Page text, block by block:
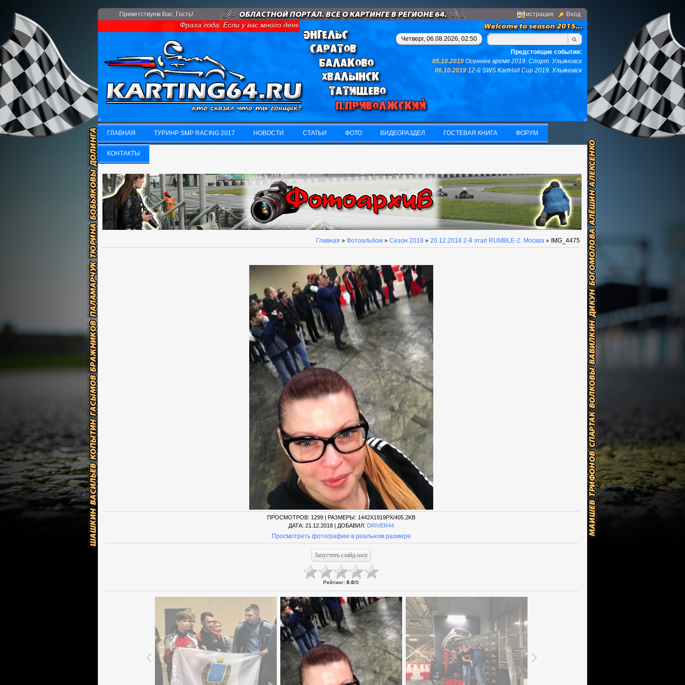
Приветствуем Вас, Гость! Регистрация Вход
Фраза года: Если у вас много денег и свободного времени - займитесь картингом, у вас не останется ни того ни другого...(с)интернет.
Четверг, 06.08.2026, 02:50
Предстоящие события:
05.10.2019 Осеннее время 2019. Спорт. Ульяновск
06.10.2019 12-й SWS KartHall Cup 2019. Ульяновск
ГЛАВНАЯ
ГЛАВНАЯ
ТУРИНР SMP RACING 2017 НОВОСТИ СТАТЬИ ФОТО ВИДЕОРАЗДЕЛ ГОСТЕВАЯ КНИГА ФОРУМ
КОНТАКТЫ
КОНТАКТЫ
Главная » Фотоальбом » Сезон 2018 » 20.12.2018 2-й этап RUMBLE-2. Москва » IMG_4475
ПРОСМОТРОВ: 1299 | РАЗМЕРЫ: 1442X1919PX/405.2KB
ДАТА: 21.12.2018 | ДОБАВИЛ: DRIVER44
Просмотреть фотографию в реальном размере
Рейтинг: 0.0/0